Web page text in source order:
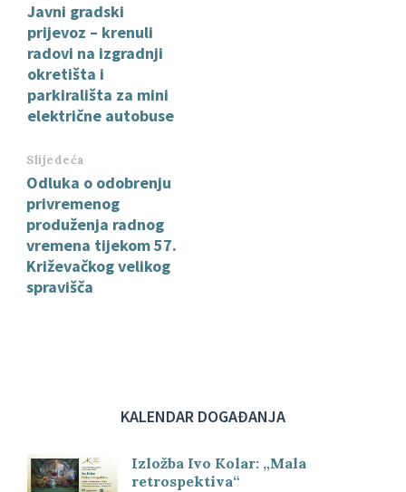
Javni gradski
prijevoz – krenuli
radovi na izgradnji
okretišta i
parkirališta za mini
električne autobuse
Slijedeća
Odluka o odobrenju
privremenog
produženja radnog
vremena tijekom 57.
Križevačkog velikog
spravišča
KALENDAR DOGAĐANJA
Izložba Ivo Kolar: „Mala
retrospektiva“